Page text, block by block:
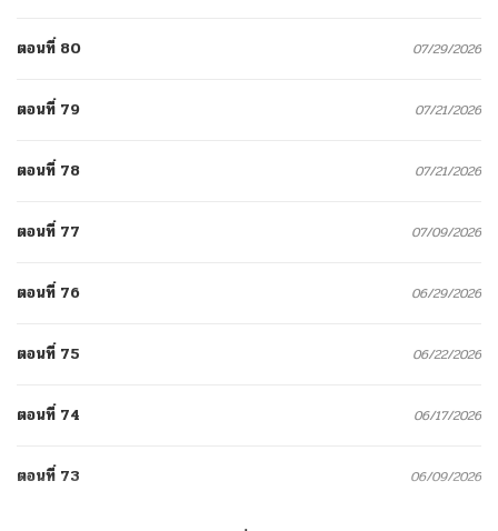
ตอนที่ 80 07/29/2026
ตอนที่ 79 07/21/2026
ตอนที่ 78 07/21/2026
ตอนที่ 77 07/09/2026
ตอนที่ 76 06/29/2026
ตอนที่ 75 06/22/2026
ตอนที่ 74 06/17/2026
ตอนที่ 73 06/09/2026